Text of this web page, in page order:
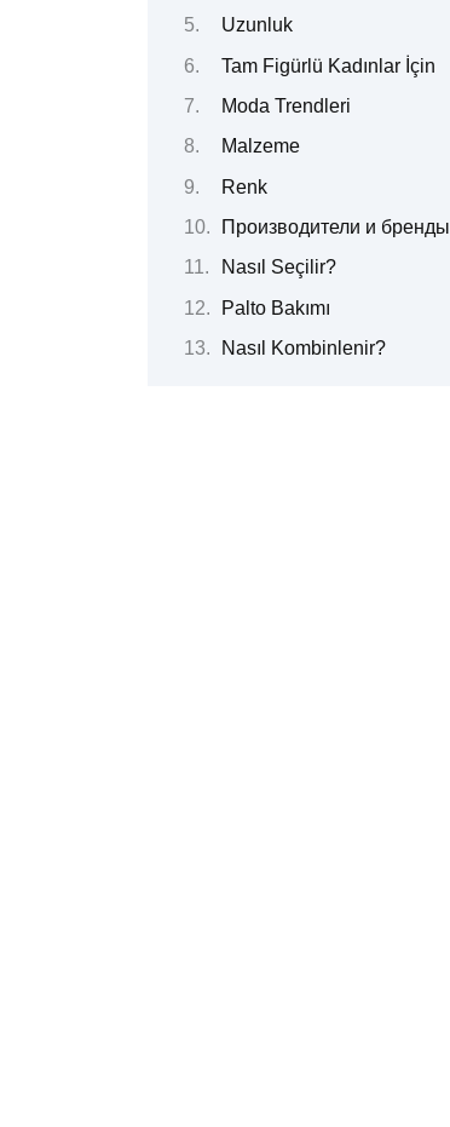
Uzunluk
Tam Figürlü Kadınlar İçin
Moda Trendleri
Malzeme
Renk
Производители и бренды
Nasıl Seçilir?
Palto Bakımı
Nasıl Kombinlenir?